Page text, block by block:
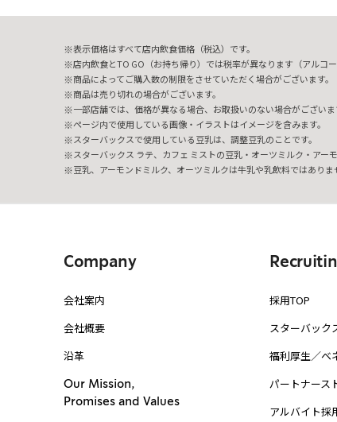
表示価格はすべて店内飲食価格（税込）です。
店内飲食とTO GO（お持ち帰り）では税率が異なります（アルコ
商品によってご購入数の制限をさせていただく場合がございます。
商品は売り切れの場合がございます。
一部店舗では、価格が異なる場合、お取扱いのない場合がございま
ページ内で使用している画像・イラストはイメージを含みます。
スターバックスで使用している豆乳は、調整豆乳のことです。
スターバックス ラテ、カフェ ミストの豆乳・オーツミルク・アー
豆乳、アーモンドミルク、オーツミルクは牛乳や乳飲料ではありま
Company
会社案内
会社概要
沿革
Our Mission,
Promises and Values
採用TOP
スターバック
福利厚生／ベ
パートナース
アルバイト採